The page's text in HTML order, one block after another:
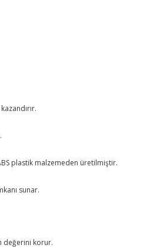
plastik malzemeden üretilmiştir.
sunar.
değerini korur.